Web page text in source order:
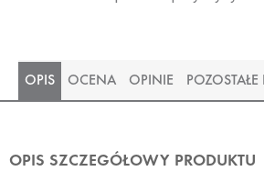
OPIS OCENA OPINIE
OPIS SZCZEGÓŁOWY PRODUKTU